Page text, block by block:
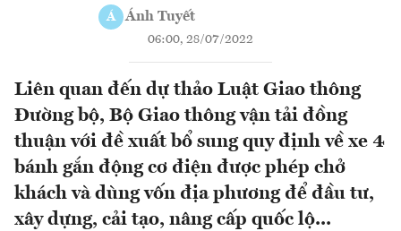
Á Ánh Tuyết
06:00, 28/07/2022
Liên quan đến dự thảo Luật Giao thông
Đường bộ, Bộ Giao thông vận tải đồng
thuận với đề xuất bổ sung quy định về xe 4
bánh gắn động cơ điện được phép chở
khách và dùng vốn địa phương để đầu tư,
xây dựng, cải tạo, nâng cấp quốc lộ...